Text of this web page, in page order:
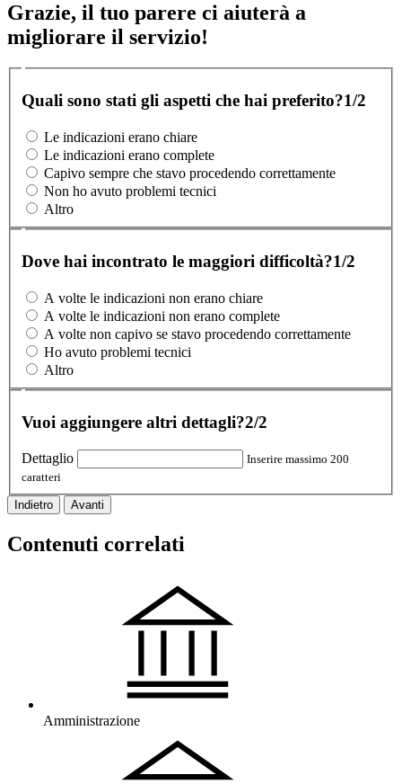
Grazie, il tuo parere ci aiuterà a
migliorare il servizio!
Quali sono stati gli aspetti che hai preferito?1/2
Le indicazioni erano chiare
Le indicazioni erano complete
Capivo sempre che stavo procedendo correttamente
Non ho avuto problemi tecnici
Altro
Dove hai incontrato le maggiori difficoltà?1/2
A volte le indicazioni non erano chiare
A volte le indicazioni non erano complete
A volte non capivo se stavo procedendo correttamente
Ho avuto problemi tecnici
Altro
Vuoi aggiungere altri dettagli?2/2
Dettaglio
Inserire massimo 200
caratteri
Indietro Avanti
Contenuti correlati
Amministrazione